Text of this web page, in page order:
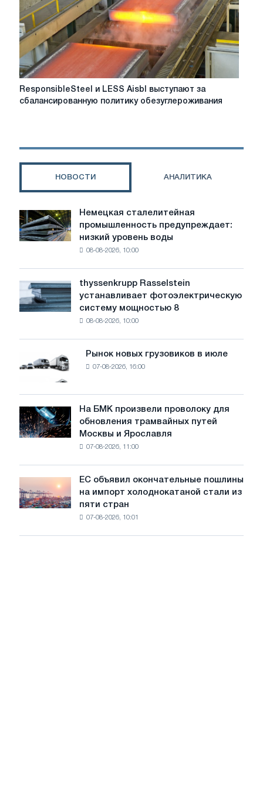
всей
Европе
ResponsibleSteel
за
ResponsibleSteel и LESS Aisbl выступают за
сбалансированную политику обезуглероживания
НОВОСТИ АНАЛИТИКА
Немецкая
сталелитейная
промышленность
предупреждает:
воды
угрожает
безопасности
Немецкая сталелитейная
промышленность предупреждает:
низкий уровень воды
08-08-2026, 10:00
thyssenkrupp
Rasselstein
устанавливает
фотоэлектрическую
достижения
целей
обезуглероживания
thyssenkrupp Rasselstein
устанавливает фотоэлектрическую
систему мощностью 8
08-08-2026, 10:00
Рынок
новых
грузовиков
в
июле
Рынок новых грузовиков в июле
07-08-2026, 16:00
На
БМК
произвели
трамвайных
путей
Москвы
Ярославля
На БМК произвели проволоку для
обновления трамвайных путей
Москвы и Ярославля
07-08-2026, 11:00
объявил
окончательные
ЕС объявил окончательные пошлины
на импорт холоднокатаной стали из
пяти стран
07-08-2026, 10:01